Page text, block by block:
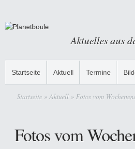
Aktuelles aus
Startseite Aktuell Termine
Startseite » Aktuell » Fotos vom
Fotos vom